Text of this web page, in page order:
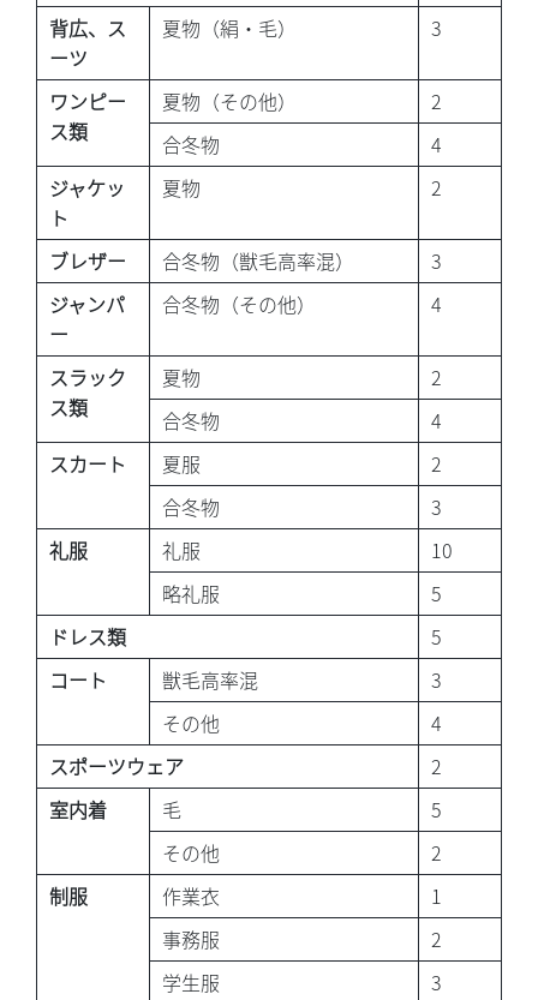
背広、ス
ーツ
夏物（絹・毛） 3
ワンピー
ス類
夏物（その他）
2
合冬物
4
ジャケッ
ト
夏物 2
ブレザー 合冬物（獣毛高率混）
3
ジャンパ
ー
合冬物（その他） 4
スラック
ス類
夏物
2
合冬物
4
スカート
夏服
2
合冬物
3
礼服
礼服
10
略礼服
5
ドレス類
5
コート
獣毛高率混
3
その他
4
スポーツウェア
2
室内着
毛
5
その他
2
制服
作業衣
1
事務服
2
学生服
3